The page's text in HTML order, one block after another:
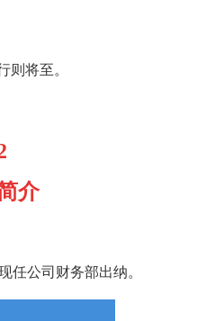
则将至。
介
任公司财务部出纳。